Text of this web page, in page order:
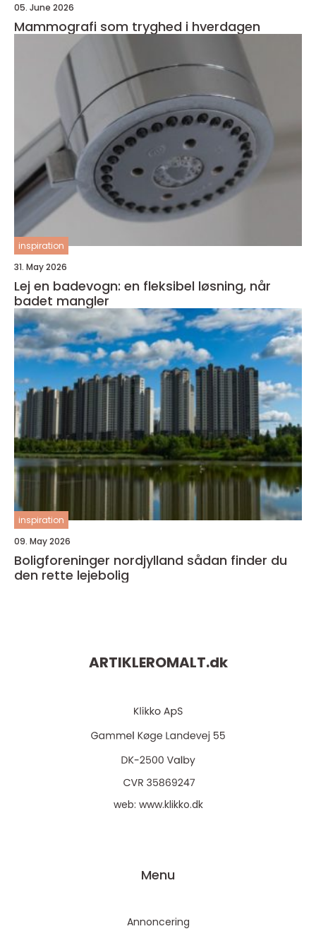
05. June 2026
Mammografi som tryghed i hverdagen
inspiration
31. May 2026
Lej en badevogn: en fleksibel løsning, når
badet mangler
inspiration
09. May 2026
Boligforeninger nordjylland sådan finder du
den rette lejebolig
ARTIKLEROMALT.dk
web: www.klikko.dk
Menu
Annoncering